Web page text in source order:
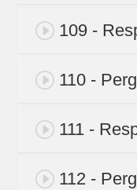
109 -
110 -
111 -
112 -